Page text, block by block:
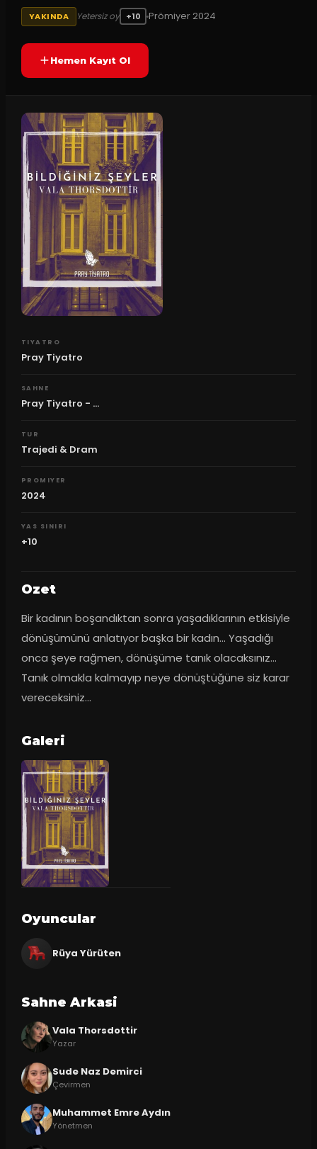
YAKINDA Yetersiz oy +10 Prömiyer 2024
Hemen Kayıt Ol
TIYATRO
Pray Tiyatro
SAHNE
Pray Tiyatro - ...
TUR
Trajedi & Dram
PROMIYER
2024
YAS SINIRI
+10
Ozet
Bir kadının boşandıktan sonra yaşadıklarının etkisiyle
dönüşümünü anlatıyor başka bir kadın... Yaşadığı
onca şeye rağmen, dönüşüme tanık olacaksınız...
Tanık olmakla kalmayıp neye dönüştüğüne siz karar
vereceksiniz...
Galeri
Oyuncular
Rüya Yürüten
Sahne Arkasi
Vala Thorsdottir
Yazar
Sude Naz Demirci
Çevirmen
Muhammet Emre Aydın
Yönetmen